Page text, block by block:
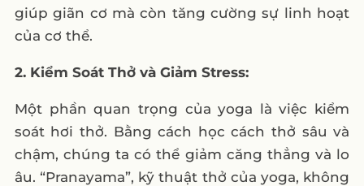
giúp giãn cơ mà còn tăng cường sự linh hoạt
của cơ thể.
2. Kiểm Soát Thở và Giảm Stress:
Một phần quan trọng của yoga là việc kiểm
soát hơi thở. Bằng cách học cách thở sâu và
chậm, chúng ta có thể giảm căng thẳng và lo
âu. “Pranayama”, kỹ thuật thở của yoga, không